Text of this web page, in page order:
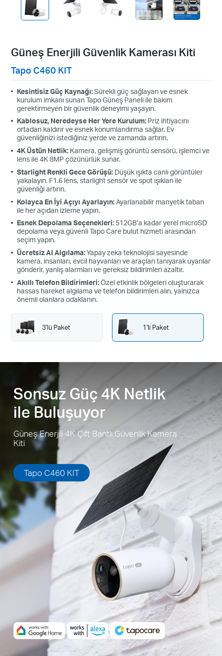
Güneş Enerjili Güvenlik Kamerası Kiti
Tapo C460 KIT
Kesintisiz Güç Kaynağı:Sürekli güç sağlayan ve esnek
kurulum imkanı sunan Tapo Güneş Paneli ile bakım
gerektirmeyen bir güvenlik deneyimi yaşayın.
Kablosuz, Neredeyse Her Yere Kurulum: Priz ihtiyacını
ortadan kaldırır ve esnek konumlandırma sağlar. Ev
güvenliğinizi istediğiniz yerde ve zamanda artırın.
4K Üstün Netlik: Kamera, gelişmiş görüntü sensörü, işlemci ve
lens ile 4K 8MP çözünürlük sunar.
Starlight Renkli Gece Görüşü: Düşük ışıkta canlı görüntüler
yakalayın. F1.6 lens, starlight sensör ve spot ışıkları ile
güvenliği artırın.
Kolayca En İyi Açıyı Ayarlayın:Ayarlanabilir manyetik taban
ile her açıdan izleme yapın.
Esnek Depolama Seçenekleri: 512GB’a kadar yerel microSD
depolama veya güvenli Tapo Care bulut hizmeti arasından
seçim yapın.
Ücretsiz AI Algılama:Yapay zeka teknolojisi sayesinde
kamera, insanları, evcil hayvanları ve araçları tanıyarak uyarılar
gönderir, yanlış alarmları ve gereksiz bildirimleri azaltır.
Akıllı Telefon Bildirimleri:Özel etkinlik bölgeleri oluşturarak
hassas hareket algılama ve telefon bildirimleri alın, yalnızca
önemli olanlara odaklanın.
3'lü Paket 1'li Paket
Sonsuz Güç 4K Netlik
ile Buluşuyor
Güneş Enerjili 4K Çift Bantlı Güvenlik Kamera
Kiti
Tapo C460 KIT
Esnek Açı Ayarı
Güneş panelinizi duvara veya çatıya monte edin ve ayarlanabilir
braketi sayesinde yeterli güneş ışığı almak için açısını kolayca
ayarlayın.
Yüksek Verimli Güneş Hücreleri
Monokristal silikon hücrelerden üretilen premium güneş paneli,
geleneksel panellere göre güneş enerjisini daha verimli şekilde
yakalar ve cihazlarınızın şarjlı ve hazır kalmasını sağlar.